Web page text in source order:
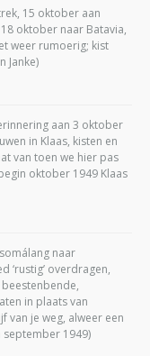
15 oktober aan
oktober naar Batavia,
weer rumoerig; kist
Janke)
aan 3 oktober
in Klaas, kisten en
van toen we hier pas
oktober 1949 Klaas
naar
‘rustig’ overdragen,
in plaats van
van je weg, alweer een
september 1949)